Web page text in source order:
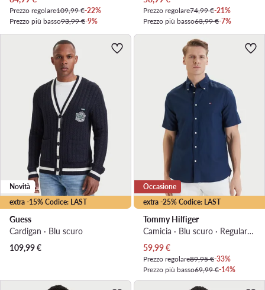
Prezzo regolare109,99 €-22%
Prezzo più basso93,99 €-9%
Prezzo regolare74,99 €-21%
Prezzo più basso63,99 €-7%
extra -15% Codice: LAST
Novità
Guess
Cardigan · Blu scuro
109,99€
extra -25% Codice: LAST
Occasione
Tommy Hilfiger
Camicia · Blu scuro · Regular Fit
Prezzo attuale
59,99€
Prezzo regolare89,95 €-33%
Prezzo più basso69,99 €-14%